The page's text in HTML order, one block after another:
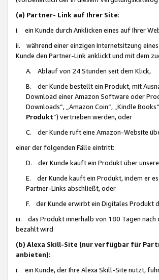
(a) Partner- Link auf Ihrer Site:
i. ein Kunde durch Anklicken eines auf Ihrer
ii. während einer einzigen Internetsitzung
Kunde den Partner-Link anklickt und mit dem
A. Ablauf von 24 Stunden seit dem Klick,
B. der Kunde bestellt ein Produkt, mit
Download einer Amazon Software oder
Downloads“, „Amazon Coin“, „Kindle
Produkt“) vertrieben werden, oder
C. der Kunde ruft eine Amazon-Website
einer der folgenden Fälle eintritt:
D. der Kunde kauft ein Produkt über
E. der Kunde kauft ein Produkt, indem er
Partner-Links abschließt, oder
F. der Kunde erwirbt ein Digitales Produkt
iii. das Produkt innerhalb von 180 Tagen nach
bezahlt wird
(b) Alexa Skill-Site (nur verfügbar für
anbieten):
i. ein Kunde, der Ihre Alexa Skill-Site nutzt,